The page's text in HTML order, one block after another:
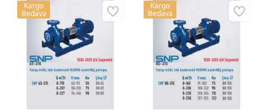
Kargo
Bedava
Kargo
Bedava